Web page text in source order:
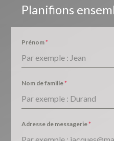
Planifions
Prénom*
Nom de famille*
Adresse de messagerie*